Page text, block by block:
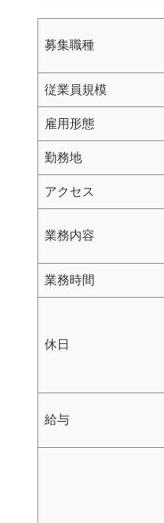
募集職種
従業員規模
雇用形態
勤務地
アクセス
業務内容
業務時間
休日
給与